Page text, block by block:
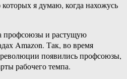
я думаю, когда нахожусь
профсоюзы и растущую
Amazon. Так, во время
появились профсоюзы,
рабочего темпа.